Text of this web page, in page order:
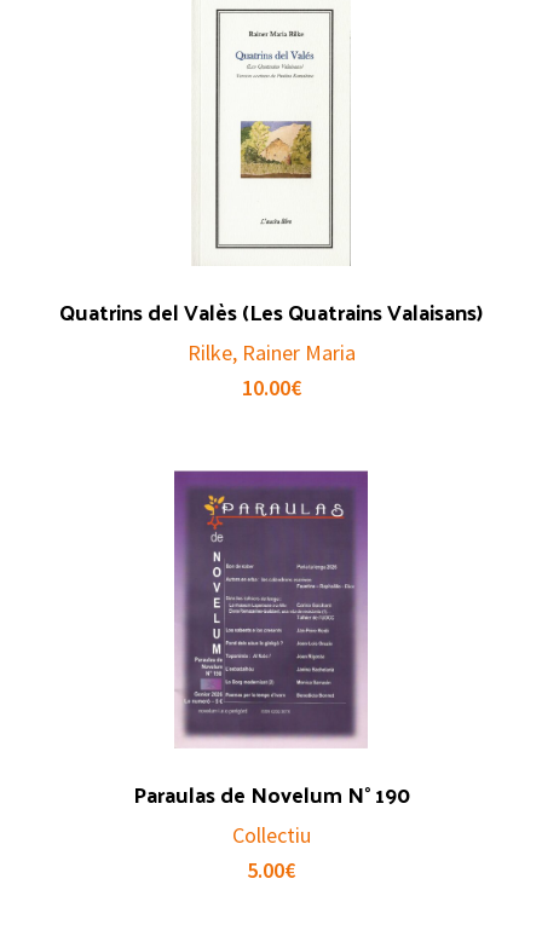
Quatrins del Valès (Les Quatrains Valaisans)
Rilke, Rainer Maria
10.00€
Paraulas de Novelum N° 190
Collectiu
5.00€